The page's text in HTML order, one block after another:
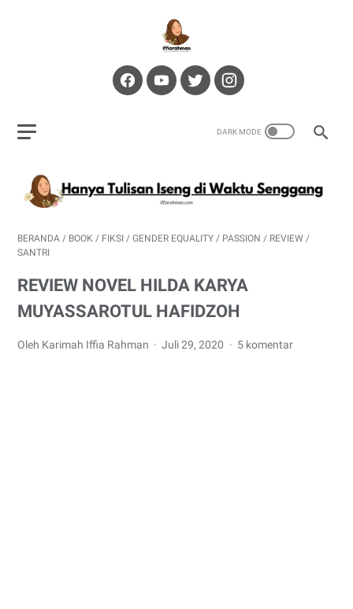
BERANDA / BOOK / FIKSI / GENDER EQUALITY / PASSION / REVIEW /
SANTRI
REVIEW NOVEL HILDA KARYA
MUYASSAROTUL HAFIDZOH
Oleh Karimah Iffia Rahman Juli 29, 2020 5 komentar